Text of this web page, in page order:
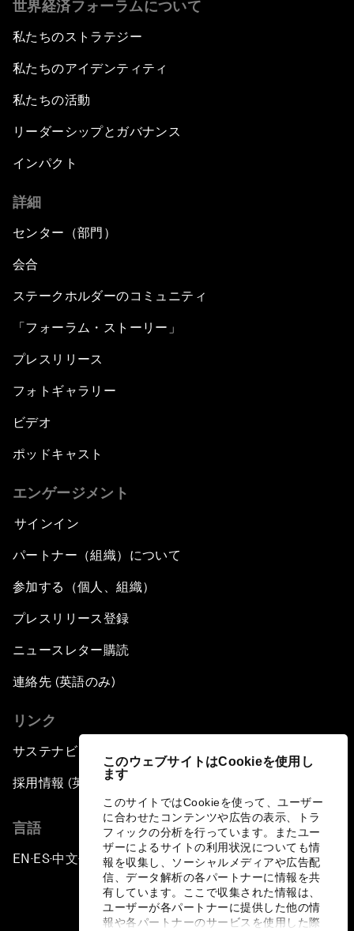
このウェブサイトはCookieを使用し
ます
このサイトではCookieを使って、ユーザー
に合わせたコンテンツや広告の表示、トラ
フィックの分析を行っています。またユー
ザーによるサイトの利用状況についても情
報を収集し、ソーシャルメディアや広告配
信、データ解析の各パートナーに情報を共
有しています。ここで収集された情報は、
ユーザーが各パートナーに提供した他の情
報や各パートナーのサービスを使用した際
世界経済フォーラムについて
私たちのストラテジー
私たちのアイデンティティ
私たちの活動
リーダーシップとガバナンス
インパクト
詳細
センター（部門）
会合
ステークホルダーのコミュニティ
「フォーラム・ストーリー」
プレスリリース
フォトギャラリー
ビデオ
ポッドキャスト
エンゲージメント
サインイン
パートナー（組織）について
参加する（個人、組織）
プレスリリース登録
ニュースレター購読
連絡先 (英語のみ)
リンク
サステナビリティへの取り組み
採用情報 (英語のみ)
言語
EN ▪ES▪中文▪ 日本語